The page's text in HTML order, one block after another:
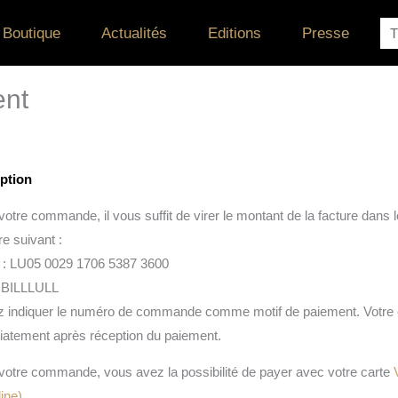
Boutique Actualités Editions Presse
commande, il vous suffit de virer le montant de la facture dans
suivant :
LU05 0029 1706 5387 3600
indiquer le numéro de commande comme motif de paiement.
après réception du paiement.
commande, vous avez la possibilité de payer avec votre carte